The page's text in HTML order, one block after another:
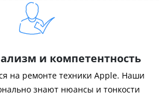
и компетентность
на ремонте техники Apple. Наши
знают нюансы и тонкости